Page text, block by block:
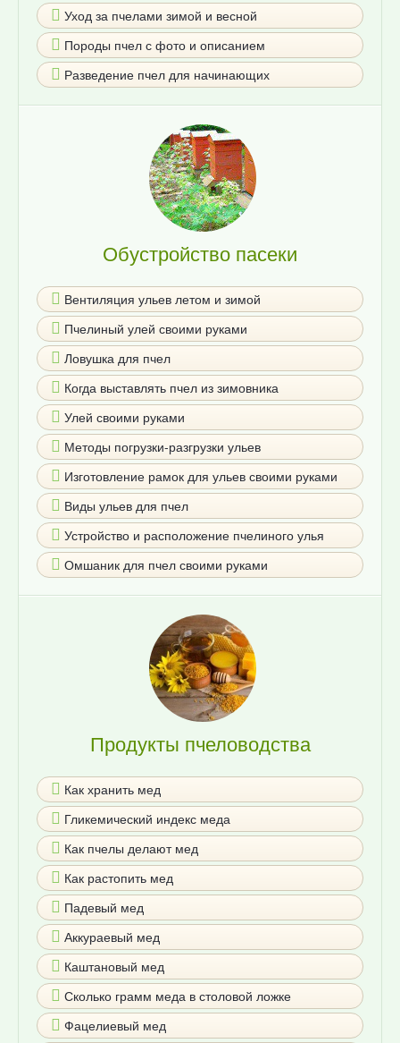
Уход за пчелами зимой и весной
Породы пчел с фото и описанием
Разведение пчел для начинающих
Обустройство пасеки
Вентиляция ульев летом и зимой
Пчелиный улей своими руками
Ловушка для пчел
Когда выставлять пчел из зимовника
Улей своими руками
Методы погрузки-разгрузки ульев
Изготовление рамок для ульев своими руками
Виды ульев для пчел
Устройство и расположение пчелиного улья
Омшаник для пчел своими руками
Продукты пчеловодства
Как хранить мед
Гликемический индекс меда
Как пчелы делают мед
Как растопить мед
Падевый мед
Аккураевый мед
Каштановый мед
Сколько грамм меда в столовой ложке
Фацелиевый мед